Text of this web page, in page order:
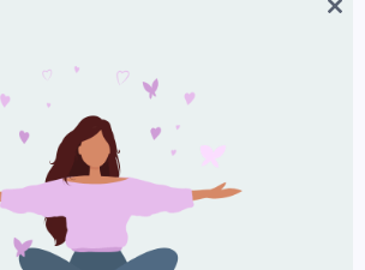
звинувачення стала нормою — і як
її вплив у стосунках і на роботі
частину екранного часу на творче хобі
настрою та самооцінки
2026
Close